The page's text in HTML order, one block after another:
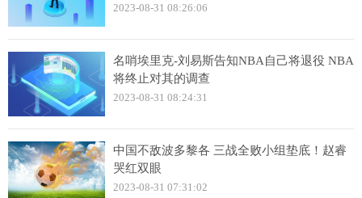
2023-08-31 08:26:06
名哨埃里克-刘易斯告知NBA自己将退役 NBA
将终止对其的调查
2023-08-31 08:24:31
中国不敌波多黎各 三战全败小组垫底！赵睿
哭红双眼
2023-08-31 07:31:02